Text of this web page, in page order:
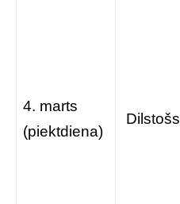
4. marts
(piektdiena)
Dilstošs